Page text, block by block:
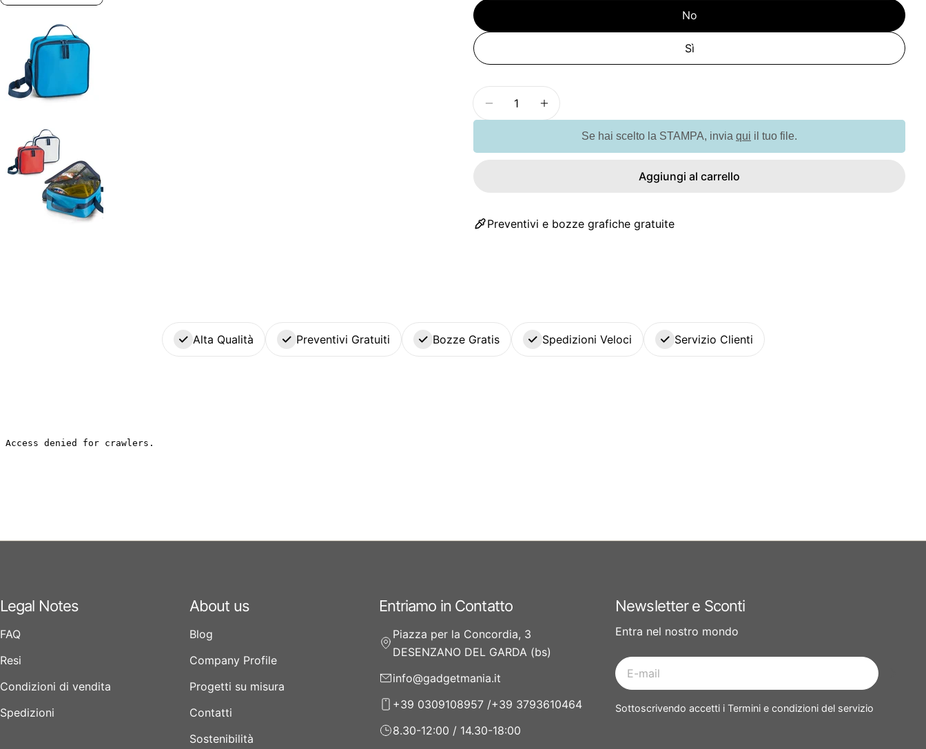
No
Sì
Diminuisci la quantità per G58412 TURTLE. Borsa termica da 4.5 L
Aumenta la quantità per G58412 TURTLE. Borsa termica da 4.5
Se hai scelto la STAMPA, invia qui il tuo file.
Aggiungi al carrello
Preventivi e bozze grafiche gratuite
Alta Qualità Preventivi Gratuiti Bozze Gratis Spedizioni Veloci Servizio Clienti
Legal Notes
FAQ
Resi
Condizioni di vendita
Spedizioni
About us
Blog
Company Profile
Progetti su misura
Contatti
Sostenibilità
Entriamo in Contatto
Piazza per la Concordia, 3
DESENZANO DEL GARDA (bs)
info@gadgetmania.it
+39 0309108957 /+39 3793610464
8.30-12:00 / 14.30-18:00
Newsletter e Sconti
Entra nel nostro mondo
E-
mail
Sottoscrivendo accetti i Termini e condizioni del servizio